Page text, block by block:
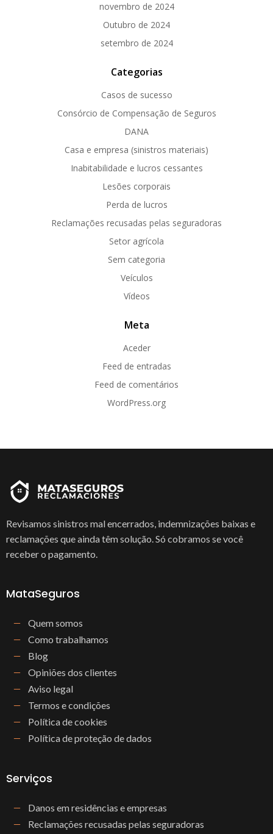
novembro de 2024
Outubro de 2024
setembro de 2024
Categorias
Casos de sucesso
Consórcio de Compensação de Seguros
DANA
Casa e empresa (sinistros materiais)
Inabitabilidade e lucros cessantes
Lesões corporais
Perda de lucros
Reclamações recusadas pelas seguradoras
Setor agrícola
Sem categoria
Veículos
Vídeos
Meta
Aceder
Feed de entradas
Feed de comentários
WordPress.org
Revisamos sinistros mal encerrados, indemnizações baixas e
reclamações que ainda têm solução. Só cobramos se você
receber o pagamento.
MataSeguros
Quem somos
Como trabalhamos
Blog
Opiniões dos clientes
Aviso legal
Termos e condições
Política de cookies
Política de proteção de dados
Serviços
Danos em residências e empresas
Reclamações recusadas pelas seguradoras